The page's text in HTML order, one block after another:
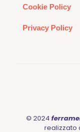
Cookie Policy
Privacy Policy
© 2024
realizzato